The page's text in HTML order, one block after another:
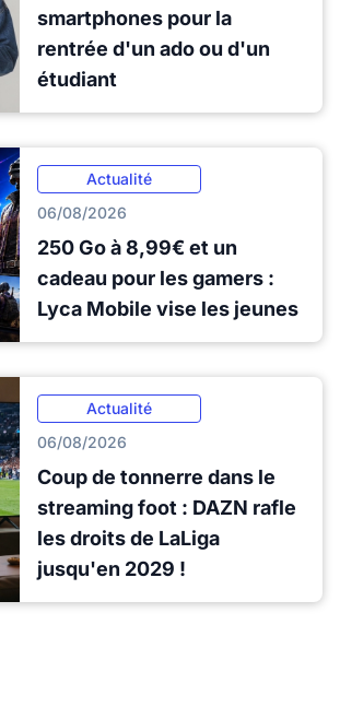
smartphones pour la
rentrée d'un ado ou d'un
étudiant
Actualité
06/08/2026
250 Go à 8,99€ et un
cadeau pour les gamers :
Lyca Mobile vise les jeunes
Actualité
06/08/2026
Coup de tonnerre dans le
streaming foot : DAZN rafle
les droits de LaLiga
jusqu'en 2029 !